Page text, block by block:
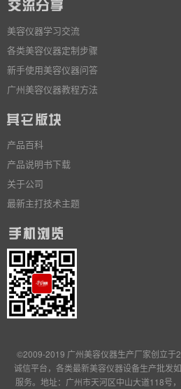
美容仪器学习交流
各类美容仪器定制步骤
新手使用美容仪器问答
广州美容仪器教程方法
产品百科
产品说明书下载
关于公司
最新主打技术主题
©2009-2019 广州美容仪器生产厂家创立于
诚信平台，各类最新美容仪器设备生产批发
服务。地址：广州市天河区中山大道118号